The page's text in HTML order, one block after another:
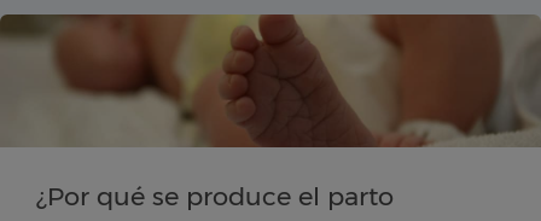
¿Por qué se produce el parto